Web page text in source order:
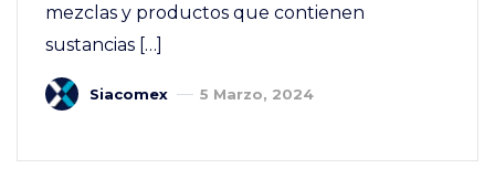
mezclas y productos que contienen
sustancias […]
Siacomex 5 Marzo, 2024